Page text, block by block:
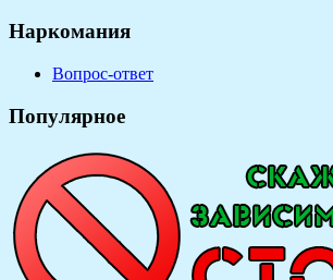
Наркомания
Вопрос-ответ
Популярное